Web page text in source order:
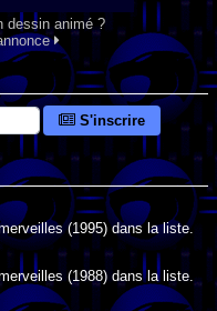
dessin animé ?
S'inscrire
(1995) dans la liste.
(1988) dans la liste.